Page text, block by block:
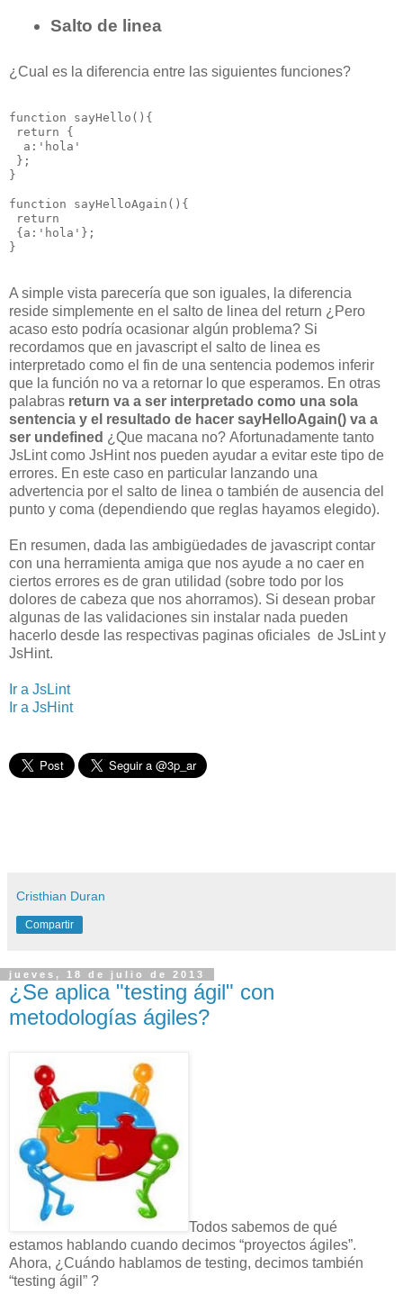
Salto de linea
¿Cual es la diferencia entre las siguientes funciones?
function sayHello(){
return {
  a:'hola'
};
}
function sayHelloAgain(){
return
{a:'hola'};
A simple vista parecería que son iguales, la diferencia
reside simplemente en el salto de linea del return ¿Pero
acaso esto podría ocasionar algún problema? Si
recordamos que en javascript el salto de linea es
interpretado como el fin de una sentencia podemos inferir
que la función no va a retornar lo que esperamos. En otras
palabras return va a ser interpretado como una sola
sentencia y el resultado de hacer sayHelloAgain() va a
ser undefined ¿Que macana no? Afortunadamente tanto
JsLint como JsHint nos pueden ayudar a evitar este tipo de
errores. En este caso en particular lanzando una
advertencia por el salto de linea o también de ausencia del
punto y coma (dependiendo que reglas hayamos elegido).
En resumen, dada las ambigüedades de javascript contar
con una herramienta amiga que nos ayude a no caer en
ciertos errores es de gran utilidad (sobre todo por los
dolores de cabeza que nos ahorramos). Si desean probar
algunas de las validaciones sin instalar nada pueden
hacerlo desde las respectivas paginas oficiales de JsLint y
JsHint.
Ir a JsLint
Ir a JsHint
Cristhian Duran
Compartir
jueves, 18 de julio de 2013
¿Se aplica "testing ágil" con
metodologías ágiles?
Todos sabemos de qué
estamos hablando cuando decimos “proyectos ágiles”.
Ahora, ¿Cuándo hablamos de testing, decimos también
“testing ágil” ?